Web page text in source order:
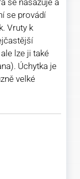
se nasazuje a
se provádí
Vruty k
lze ji také
Úchytka je
velké